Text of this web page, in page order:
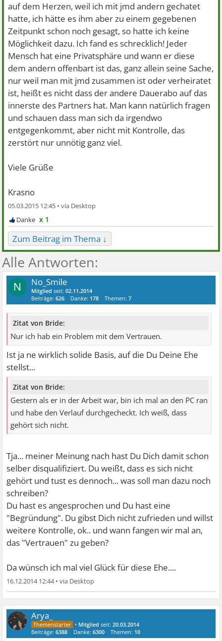
auf dem Herzen, weil ich mit jmd andern gechatet
hatte, ich hätte es ihm aber zu einem gegebenen
Zeitpunkt schon noch gesagt, so hatte ich keine
Möglichkeit dazu. Ich fand es schrecklich! Jeder
Mensch hat eine Privatsphäre und wann er diese
dem andern offenbart ist das, ganz allein seine Sache,
nur weil man mit jmd zusammen ist oder verheiratet
ist, heißt es nicht dass der andere Dauerabo auf das
innerste des Partners hat. Man kann natürlich fragen
und schauen dass man sich da irgendwo
entgegenkommt, aber nicht mit Kontrolle, das
zerstört nur unnötig ganz viel.
Viele Grüße
Krasno
05.03.2015 12:45 •
x 1
Zum Beitrag im Thema ↓
N No_Smile
Mitglied seit:02.11.2014
Beiträge:626 Danke: 178 Themen:7
Zitat von Bride:
Nur ich hab ein Problem mit dem Vertrauen.
Ist ja ne wirklich solide Basis, auf die Du Deine Ehe
stellst...
Zitat von Bride:
Gestern als er in der Arbeit war, bin ich mal an den PC ran
und habe den Verlauf durchgecheckt. Ich weiß, dass
gehört sich nicht.
Tja... meiner Meinung nach hast Du Dich damit schon
selber disqualifiziert. Du weißt, dass es sich nicht
gehört und tust es dennoch... was soll man dazu noch
schreiben?
Du hast es angesprochen und Du hast eine
"Begründung". Du gibst Dich nicht zufrieden und willst
weitere Kontrolle, ok.. und wann fangen wir mal an,
das "Vertrauen" zu geben?
Da wünsch ich mal viel Glück für diese Ehe....
16.12.2014 12:44•
Arya_
• Mitglied seit:20.03.2014
Beiträge:6388 Danke:6300 Themen: 10